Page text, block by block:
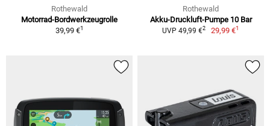
Rothewald
Motorrad-Bordwerkzeugrolle
39,99 €1
Rothewald
Akku-Druckluft-Pumpe 10 Bar
UVP 49,99 €2 29,99 €1